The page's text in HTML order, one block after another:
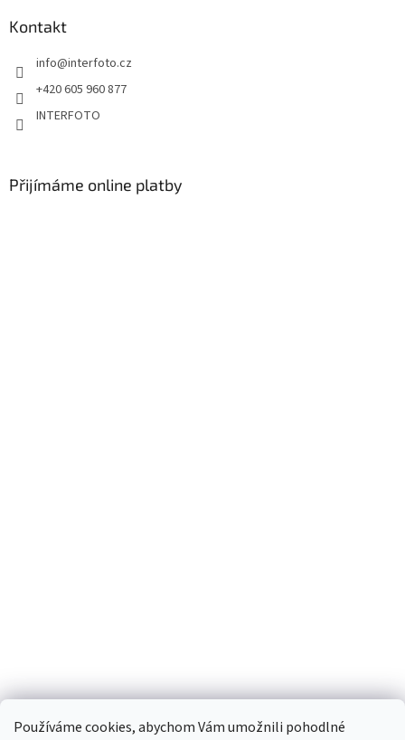
Používáme cookies, abychom Vám umožnili pohodlné
Kontakt
info@interfoto.cz
+420 605 960 877
INTERFOTO
Přijímáme online platby